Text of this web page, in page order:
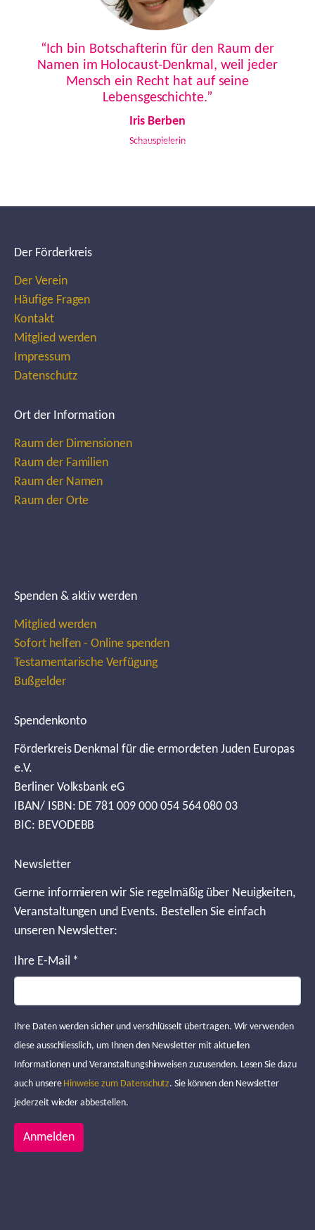
“Ich bin Botschafterin für den Raum der
Namen im Holocaust-Denkmal, weil jeder
Mensch ein Recht hat auf seine
Lebensgeschichte.”
Iris Berben
Schauspielerin
Der Förderkreis
Der Verein
Häufige Fragen
Kontakt
Mitglied werden
Impressum
Datenschutz
Ort der Information
Raum der Dimensionen
Raum der Familien
Raum der Namen
Raum der Orte
Spenden & aktiv werden
Mitglied werden
Sofort helfen - Online spenden
Testamentarische Verfügung
Bußgelder
Spendenkonto
Förderkreis Denkmal für die ermordeten Juden Europas
e.V.
Berliner Volksbank eG
IBAN/ ISBN: DE 781 009 000 054 564 080 03
BIC: BEVODEBB
Newsletter
Gerne informieren wir Sie regelmäßig über Neuigkeiten,
Veranstaltungen und Events. Bestellen Sie einfach
unseren Newsletter:
Ihre E-Mail *
Ihre Daten werden sicher und verschlüsselt übertragen. Wir verwenden
diese ausschliesslich, um Ihnen den Newsletter mit aktuellen
Informationen und Veranstaltungshinweisen zuzusenden. Lesen Sie dazu
auch unsere Hinweise zum Datenschutz. Sie können den Newsletter
jederzeit wieder abbestellen.
Anmelden